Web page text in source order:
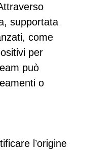
supportata
come
per
può
o
l’origine